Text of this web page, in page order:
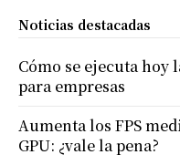
Noticias destacadas
Cómo se ejecuta
para empresas
Aumenta los FPS
GPU: ¿vale la pena?